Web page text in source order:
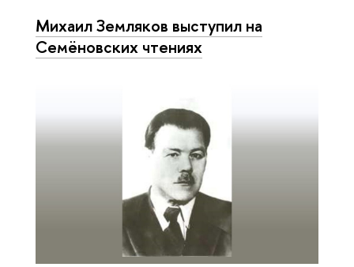
Михаил Земляков выступил на
Семёновских чтениях